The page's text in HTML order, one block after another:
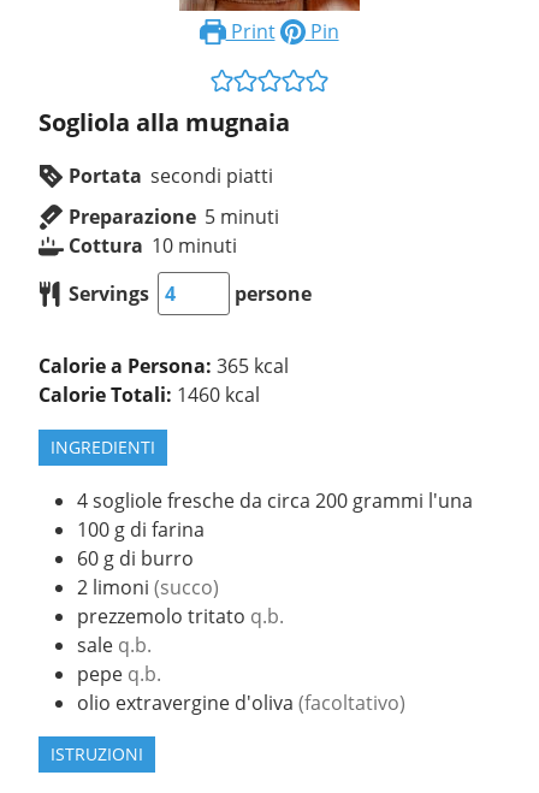
Print Pin
Sogliola alla mugnaia
Portata secondi piatti
Preparazione 5 minuti
Cottura 10 minuti
Servings
persone
Calorie a Persona:365 kcal
Calorie Totali: 1460 kcal
INGREDIENTI
4sogliole fresche da circa 200 grammi l'una
100 g di farina
60 g di burro
2 limoni (succo)
prezzemolo tritato q.b.
sale q.b.
pepe q.b.
olio extravergine d'oliva (facoltativo)
ISTRUZIONI